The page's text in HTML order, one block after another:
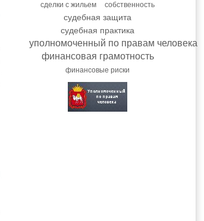
сделки с жильем
собственность
судебная защита
судебная практика
уполномоченный по правам человека
финансовая грамотность
финансовые риски